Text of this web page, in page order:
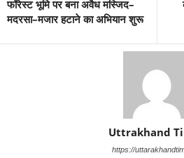
फॉरेस्ट भूमि पर बना अवैध मस्जिद–
मदरसा–मजार हटाने का अभियान शुरू
Uttrakhand
https://